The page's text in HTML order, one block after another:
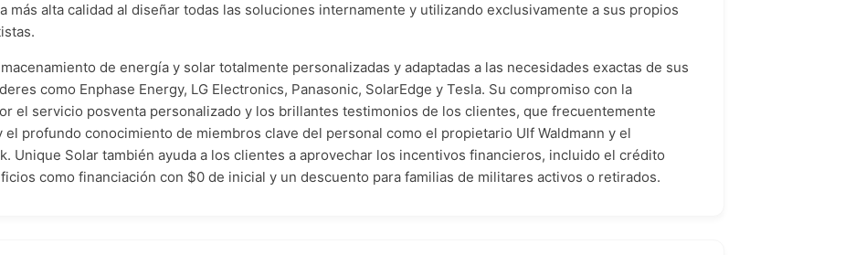
más alta calidad al diseñar todas las soluciones internamente y utilizando exclusivamente a sus propios
de energía y solar totalmente personalizadas y adaptadas a las necesidades exactas de sus
como Enphase Energy, LG Electronics, Panasonic, SolarEdge y Tesla. Su compromiso con la
el servicio posventa personalizado y los brillantes testimonios de los clientes, que frecuentemente
profundo conocimiento de miembros clave del personal como el propietario Ulf Waldmann y el
Unique Solar también ayuda a los clientes a aprovechar los incentivos financieros, incluido el crédito
como financiación con $0 de inicial y un descuento para familias de militares activos o retirados.